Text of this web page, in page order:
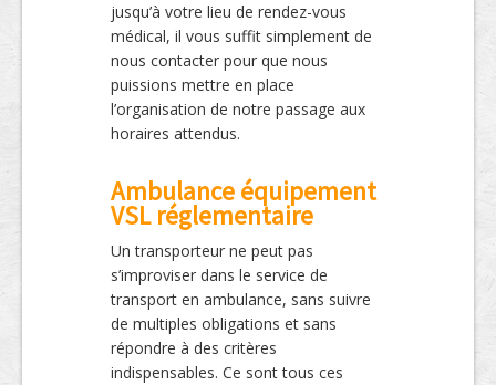
jusqu’à votre lieu de rendez-vous
médical, il vous suffit simplement de
nous contacter pour que nous
puissions mettre en place
l’organisation de notre passage aux
horaires attendus.
Ambulance équipement
VSL réglementaire
Un transporteur ne peut pas
s’improviser dans le service de
transport en ambulance, sans suivre
de multiples obligations et sans
répondre à des critères
indispensables. Ce sont tous ces